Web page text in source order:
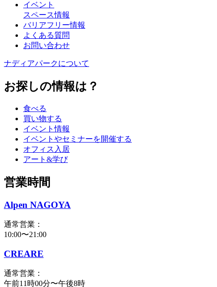
イベント
スペース情報
バリアフリー情報
よくある質問
お問い合わせ
ナディアパークについて
お探しの情報は？
食べる
買い物する
イベント情報
イベントやセミナーを開催する
オフィス入居
アート&学び
営業時間
Alpen NAGOYA
通常営業：
10:00〜21:00
CREARE
通常営業：
午前11時00分〜午後8時